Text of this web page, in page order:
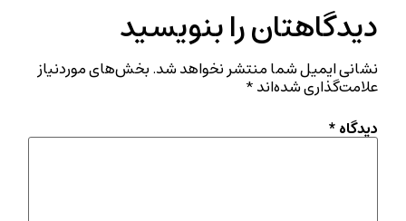
دیدگاهتان را بنویسید
نشانی ایمیل شما منتشر نخواهد شد.بخش‌های موردنیاز
علامت‌گذاری شده‌اند*
دیدگاه*